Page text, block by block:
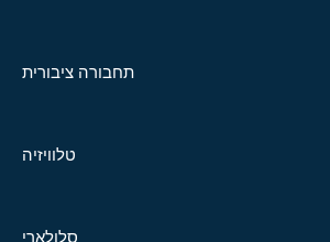
תחבורה ציבורית
טלוויזיה
סלולארי